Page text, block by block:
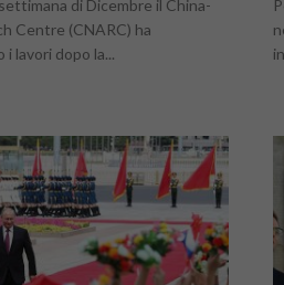
di Dicembre il China-
Centre (CNARC) ha
lavori dopo la...